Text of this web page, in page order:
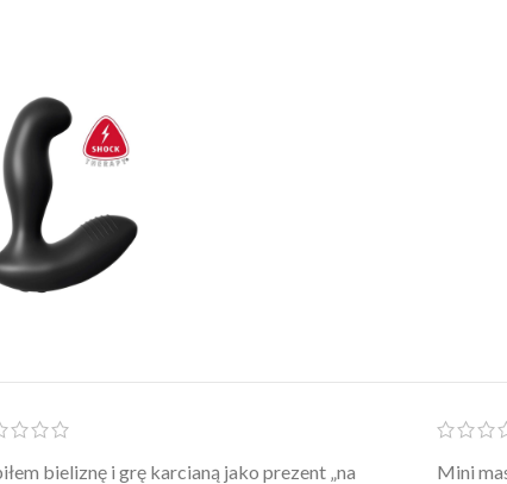
WOW! Szlafrok to sztos – lekki, chłodny, a